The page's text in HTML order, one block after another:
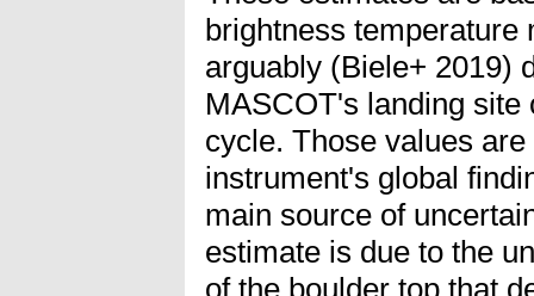
brightness temperature
arguably (Biele+ 2019)
MASCOT's landing
cycle. Those values
instrument's global
main source of
estimate is due to the
of the boulder top that